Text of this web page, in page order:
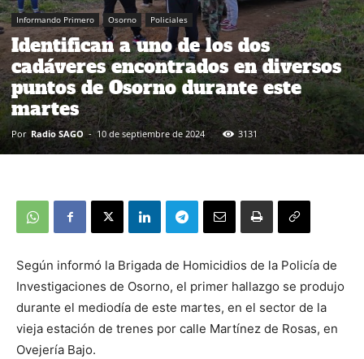
Informando Primero Osorno Policiales
Identifican a uno de los dos
cadáveres encontrados en diversos
puntos de Osorno durante este
martes
Por Radio SAGO - 10 de septiembre de 2024 3131
Según informó la Brigada de Homicidios de la Policía de
Investigaciones de Osorno, el primer hallazgo se produjo
durante el mediodía de este martes, en el sector de la
vieja estación de trenes por calle Martínez de Rosas, en
Ovejería Bajo.